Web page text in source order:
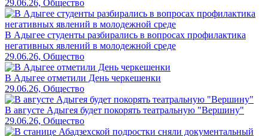
29.06.26, Общество
В Адыгее студенты разбирались в вопросах профилактика
негативных явлений в молодежной среде
29.06.26, Общество
В Адыгее отметили День черкешенки
29.06.26, Общество
В августе Адыгея будет покорять театральную "Вершину"
29.06.26, Общество